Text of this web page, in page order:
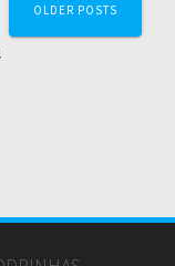
OLDER POSTS